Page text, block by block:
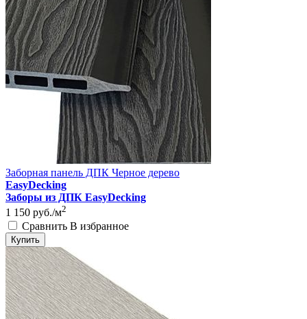
Заборная панель ДПК Черное дерево
EasyDecking
Заборы из ДПК EasyDecking
1 150 руб./м2
Сравнить В избранное
Купить